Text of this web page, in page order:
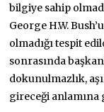
bilgiye sahip
George H.W.
olmadığı tespit
sonrasında
dokunulmazlık,
gireceği anlamına